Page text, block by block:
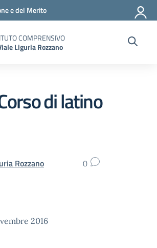
e del Merito
COMPRENSIVO
Liguria Rozzano
di latino
Rozzano 0
2016